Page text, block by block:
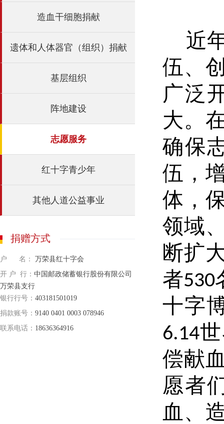
造血干细胞捐献
遗体和人体器官（组织）捐献
基层组织
阵地建设
志愿服务
红十字青少年
其他人道公益事业
捐赠方式
户 名：
万荣县红十字会
开 户 行： 中国邮政储蓄银行股份有限公司
万荣县支行
银行行号： 403181501019
捐款账号： 9140 0401 0003 078946
联系电话： 18636364916
近年
伍、
广泛
大。
确保
伍，
体，
领域
断扩
者530
十字
6.14
偿献
愿者
血、